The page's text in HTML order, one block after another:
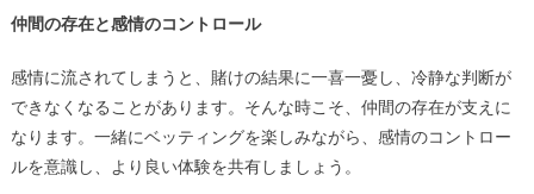
仲間の存在と感情のコントロール
感情に流されてしまうと、賭けの結果に一喜一憂し、冷静な判断が
できなくなることがあります。そんな時こそ、仲間の存在が支えに
なります。一緒にベッティングを楽しみながら、感情のコントロー
ルを意識し、より良い体験を共有しましょう。